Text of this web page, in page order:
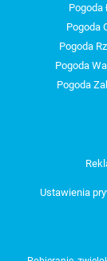
Pogoda
Pogoda
Pogoda
Pogoda
Pogoda
Ustawienia